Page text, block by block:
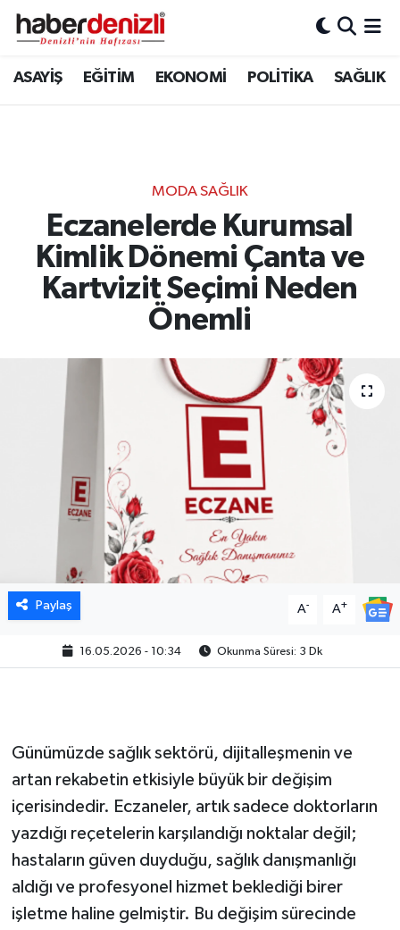
ASAYİŞ EĞİTİM EKONOMİ POLİTİKA SAĞLIK
MODA SAĞLIK
Eczanelerde Kurumsal
Kimlik Dönemi Çanta ve
Kartvizit Seçimi Neden
Önemli
Paylaş A- A+
16.05.2026 - 10:34 Okunma Süresi: 3 Dk
Günümüzde sağlık sektörü, dijitalleşmenin ve
artan rekabetin etkisiyle büyük bir değişim
içerisindedir. Eczaneler, artık sadece doktorların
yazdığı reçetelerin karşılandığı noktalar değil;
hastaların güven duyduğu, sağlık danışmanlığı
aldığı ve profesyonel hizmet beklediği birer
işletme haline gelmiştir. Bu değişim sürecinde
Denizli Nöbetçi Eczaneler
Tüm Manşetler
Son Dakika Haberleri